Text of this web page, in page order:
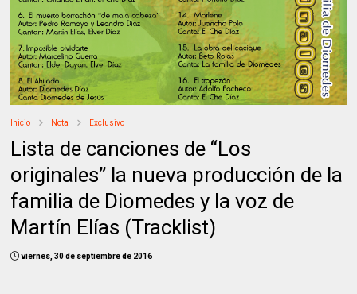
Inicio Nota Exclusivo
Lista de canciones de “Los
originales” la nueva producción de la
familia de Diomedes y la voz de
Martín Elías (Tracklist)
viernes, 30 de septiembre de 2016